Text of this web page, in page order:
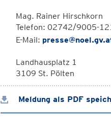
Mag. Rainer Hirschkorn
Telefon: 02742/9005-
E-Mail:
Landhausplatz 1
3109 St. Pölten
Meldung als PDF